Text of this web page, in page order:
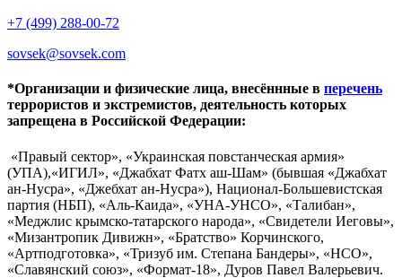
+7 (499) 288-00-72
sovsek@sovsek.com
*Организации и физические лица, внесённные в перечень
террористов и экстремистов, деятельность которых
запрещена в Российской Федерации:
«Правый сектор», «Украинская повстанческая армия»
(УПА),«ИГИЛ», «Джабхат Фатх аш-Шам» (бывшая «Джабхат
ан-Нусра», «Джебхат ан-Нусра»), Национал-Большевистская
партия (НБП), «Аль-Каида», «УНА-УНСО», «Талибан»,
«Меджлис крымско-татарского народа», «Свидетели Иеговы»,
«Мизантропик Дивижн», «Братство» Корчинского,
«Артподготовка», «Тризуб им. Степана Бандеры», «НСО»,
«Славянский союз», «Формат-18», Дуров Павел Валерьевич.